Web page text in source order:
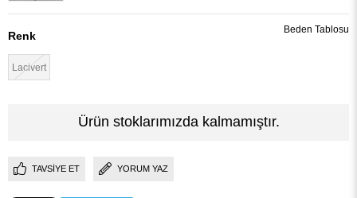
Renk
Lacivert
Beden Tablosu
Ürün stoklarımızda kalmamıştır.
TAVSIYE ET YORUM YAZ